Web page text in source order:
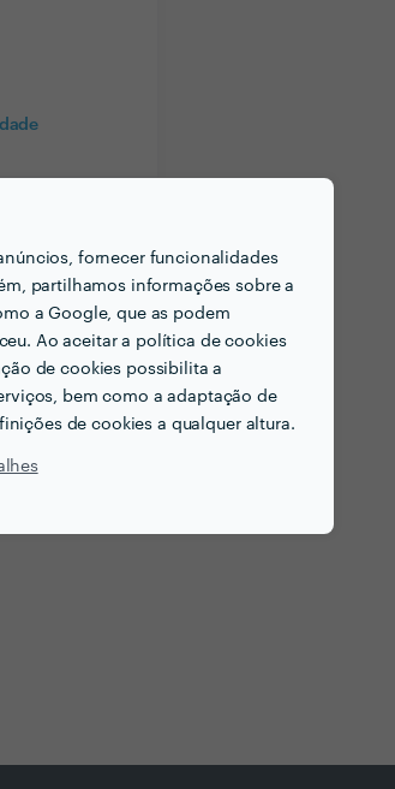
fornecer funcionalidades
partilhamos informações sobre a
a Google, que as podem
Ao aceitar a política de cookies
de cookies possibilita a
bem como a adaptação de
de cookies a qualquer altura.